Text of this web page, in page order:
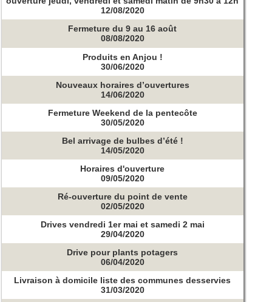
12/08/2020
Fermeture du 9 au 16 août
08/08/2020
Produits en Anjou !
30/06/2020
Nouveaux horaires d’ouvertures
14/06/2020
Fermeture Weekend de la pentecôte
30/05/2020
Bel arrivage de bulbes d’été !
14/05/2020
Horaires d'ouverture
09/05/2020
Ré-ouverture du point de vente
02/05/2020
Drives vendredi 1er mai et samedi 2 mai
29/04/2020
Drive pour plants potagers
06/04/2020
Livraison à domicile liste des communes desservies
31/03/2020